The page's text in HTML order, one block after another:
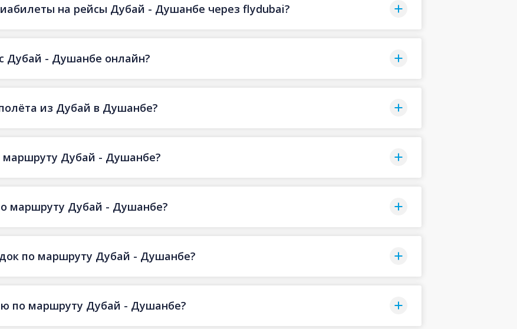
на рейсы Дубай - Душанбе через flydubai?
Дубай - Душанбе онлайн?
из Дубай в Душанбе?
маршруту Дубай - Душанбе?
маршруту Дубай - Душанбе?
по маршруту Дубай - Душанбе?
по маршруту Дубай - Душанбе?